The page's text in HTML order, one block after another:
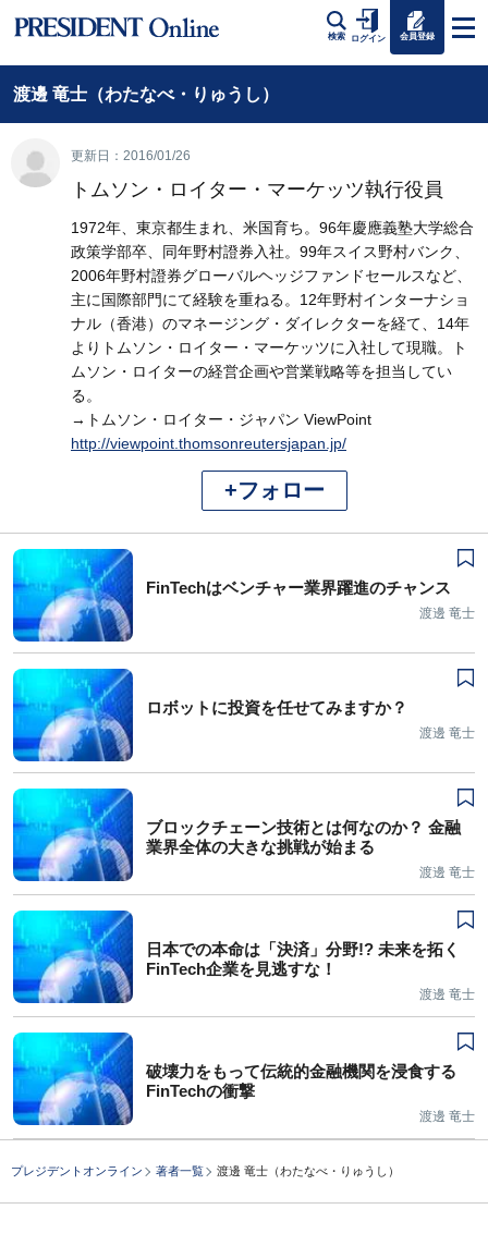
検索 ログイン 会員登録
渡邊 竜士（わたなべ・りゅうし）
更新日：2016/01/26
トムソン・ロイター・マーケッツ執行役員
1972年、東京都生まれ、米国育ち。96年慶應義塾大学総合
政策学部卒、同年野村證券入社。99年スイス野村バンク、
2006年野村證券グローバルヘッジファンドセールスなど、
主に国際部門にて経験を重ねる。12年野村インターナショ
ナル（香港）のマネージング・ダイレクターを経て、14年
よりトムソン・ロイター・マーケッツに入社して現職。ト
ムソン・ロイターの経営企画や営業戦略等を担当してい
る。
→トムソン・ロイター・ジャパン ViewPoint
http://viewpoint.thomsonreutersjapan.jp/
+フォロー
FinTechはベンチャー業界躍進のチャンス
渡邊 竜士
ロボットに投資を任せてみますか？
渡邊 竜士
ブロックチェーン技術とは何なのか？ 金融
業界全体の大きな挑戦が始まる
渡邊 竜士
日本での本命は「決済」分野!? 未来を拓く
FinTech企業を見逃すな！
渡邊 竜士
破壊力をもって伝統的金融機関を浸食する
FinTechの衝撃
渡邊 竜士
プレジデントオンライン 著者一覧 渡邊 竜士（わたなべ・りゅうし）